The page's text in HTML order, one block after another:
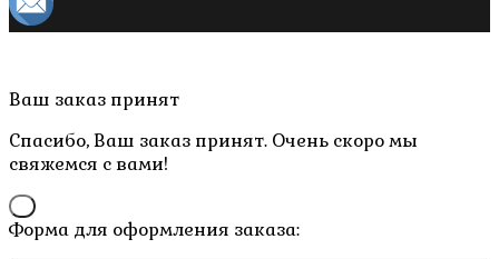
Пролистать
Ваш заказ принят
Спасибо, Ваш заказ принят. Очень скоро мы
свяжемся с вами!
Форма для оформления заказа: